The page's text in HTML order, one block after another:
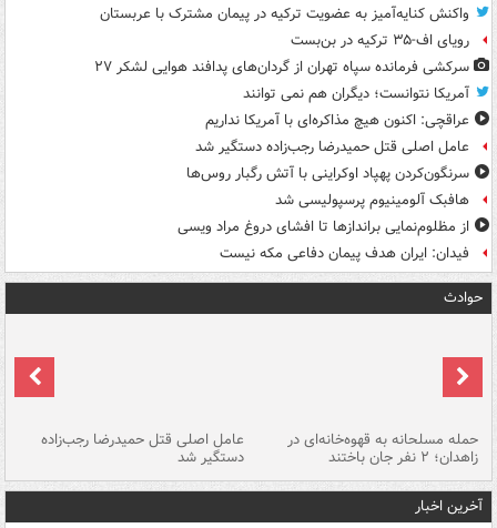
واکنش کنایه‌آمیز به عضویت ترکیه در پیمان مشترک با عربستان
رویای اف-۳۵ ترکیه در بن‌بست
سرکشی فرمانده سپاه تهران از گردان‌های پدافند هوایی لشکر ۲۷
آمریکا نتوانست؛ دیگران هم نمی توانند
عراقچی: اکنون هیچ مذاکره‌ای با آمریکا نداریم
عامل اصلی قتل حمیدرضا رجب‌زاده دستگیر شد
سرنگون‌کردن پهپاد اوکراینی با آتش رگبار روس‌ها
هافبک آلومینیوم پرسپولیسی شد
از مظلوم‌نمایی براندازها تا افشای دروغ مراد ویسی
فیدان: ایران هدف پیمان دفاعی مکه نیست
حوادث
حمله مسلحانه به قهوه‌خانه‌ای در
زاهدان؛ ۲ نفر جان باختند
عامل اصلی قتل حمیدرضا رجب‌زاده
دستگیر شد
آخرین اخبار